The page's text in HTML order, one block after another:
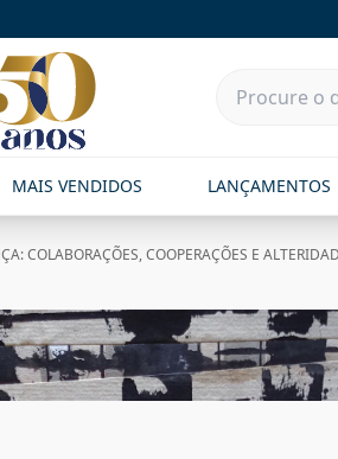
MAIS VENDIDOS LANÇAMENTOS
COLABORAÇÕES, COOPERAÇÕES E